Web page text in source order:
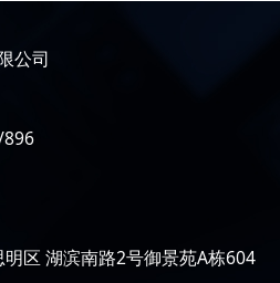
公司
区 湖滨南路2号御景苑A栋604